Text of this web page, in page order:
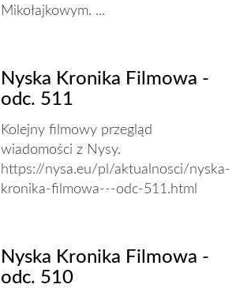
Mikołajkowym. ...
Nyska Kronika Filmowa -
odc. 511
Kolejny filmowy przegląd
wiadomości z Nysy.
https://nysa.eu/pl/aktualnosci/nyska-
kronika-filmowa---odc-511.html
Nyska Kronika Filmowa -
odc. 510